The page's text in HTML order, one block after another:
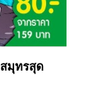
มุทรสุด